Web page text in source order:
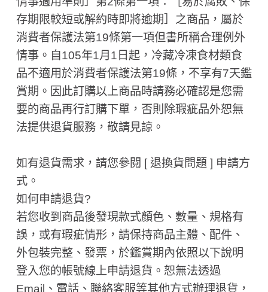
存期限較短或解約時即將逾期］之商品，屬於
消費者保護法第19條第一項但書所稱合理例外
情事。自105年1月1日起，冷藏冷凍食材類食
品不適用於消費者保護法第19條，不享有7天鑑
賞期。因此訂購以上商品時請務必確認是您需
要的商品再行訂購下單，否則除瑕疵品外恕無
法提供退貨服務，敬請見諒。
如有退貨需求，請您參閱 [ 退換貨問題 ] 申請方
式。
如何申請退貨?
若您收到商品後發現款式顏色、數量、規格有
誤，或有瑕疵情形，請保持商品主體、配件、
外包裝完整、發票，於鑑賞期內依照以下說明
登入您的帳號線上申請退貨。恕無法透過
Email、電話、聯絡客服等其他方式辦理退貨，